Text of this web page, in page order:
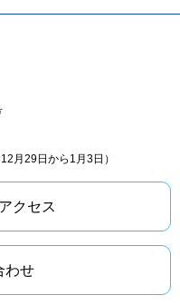
月29日から1月3日）
クセス
わせ